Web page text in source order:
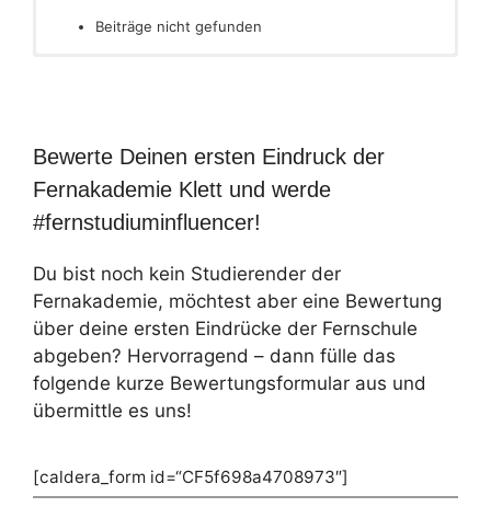
Beiträge nicht gefunden
Bewerte Deinen ersten Eindruck der
Fernakademie Klett und werde
#fernstudiuminfluencer!
Du bist noch kein Studierender der
Fernakademie, möchtest aber eine Bewertung
über deine ersten Eindrücke der Fernschule
abgeben? Hervorragend – dann fülle das
folgende kurze Bewertungsformular aus und
übermittle es uns!
[caldera_form id=“CF5f698a4708973″]